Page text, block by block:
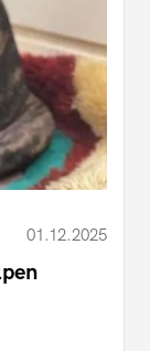
01.12.2025